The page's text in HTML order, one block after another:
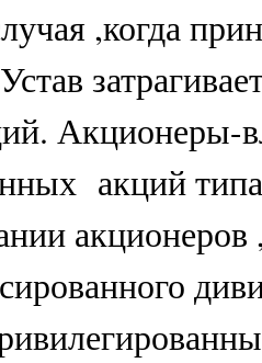
,когда
Акционеры-
акций